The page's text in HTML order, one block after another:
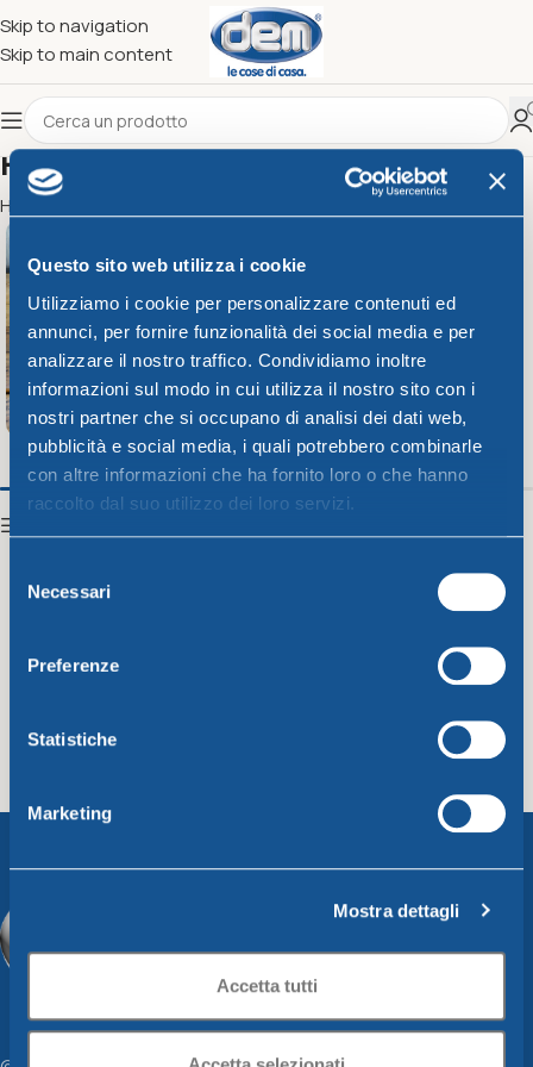
Questo sito web utilizza i cookie
Utilizziamo i cookie per personalizzare contenuti ed
annunci, per fornire funzionalità dei social media e per
analizzare il nostro traffico. Condividiamo inoltre
informazioni sul modo in cui utilizza il nostro sito con i
nostri partner che si occupano di analisi dei dati web,
pubblicità e social media, i quali potrebbero combinarle
con altre informazioni che ha fornito loro o che hanno
raccolto dal suo utilizzo dei loro servizi.
delNecessari
Preferenze
Statistiche
Marketing
Mostra dettagli
Accetta tutti
Skip to navigation
Skip to main content
Prodotti
Home